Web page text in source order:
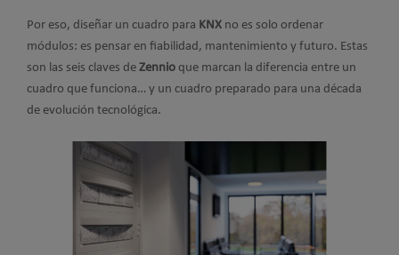
Por eso, diseñar un cuadro para KNX no es solo ordenar
módulos: es pensar en fiabilidad, mantenimiento y futuro. Estas
son las seis claves de Zennio que marcan la diferencia entre un
cuadro que funciona… y un cuadro preparado para una década
de evolución tecnológica.